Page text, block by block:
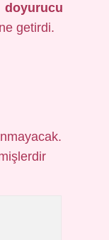
doyurucu
getirdi.